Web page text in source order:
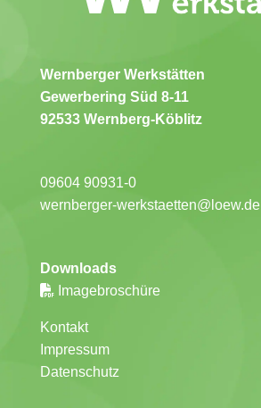
Wernberger Werkstätten
Gewerbering Süd 8-11
92533 Wernberg-Köblitz
09604 90931-0
wernberger-werkstaetten@loew.de
Downloads
Imagebroschüre
Kontakt
Impressum
Datenschutz